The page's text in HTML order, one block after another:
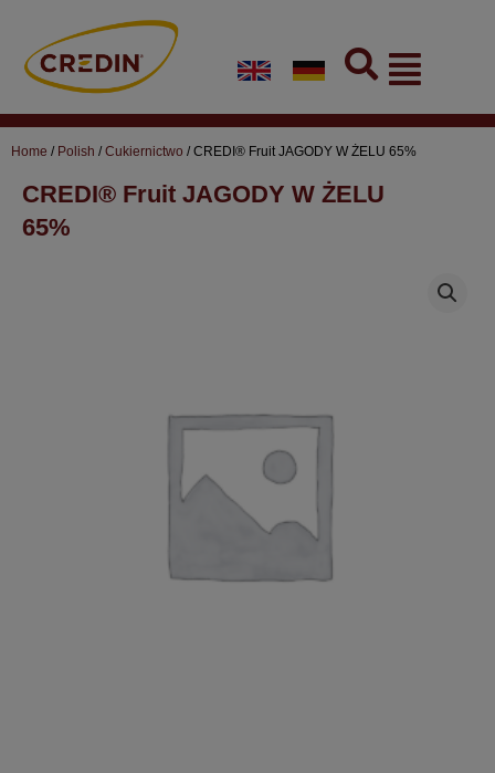
content
Flyout
Menu
Home / Polish /Cukiernictwo / CREDI® Fruit JAGODY W ŻELU 65%
CREDI® Fruit JAGODY W ŻELU
65%